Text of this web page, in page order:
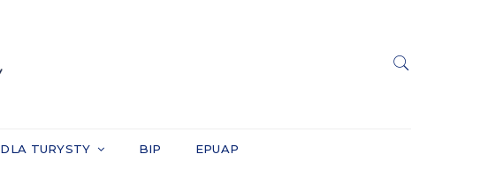
DLA TURYSTY BIP EPUAP